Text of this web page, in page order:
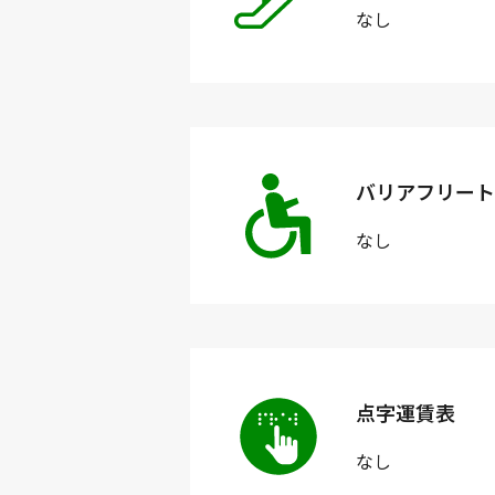
なし
バリアフリー
なし
点字運賃表
なし